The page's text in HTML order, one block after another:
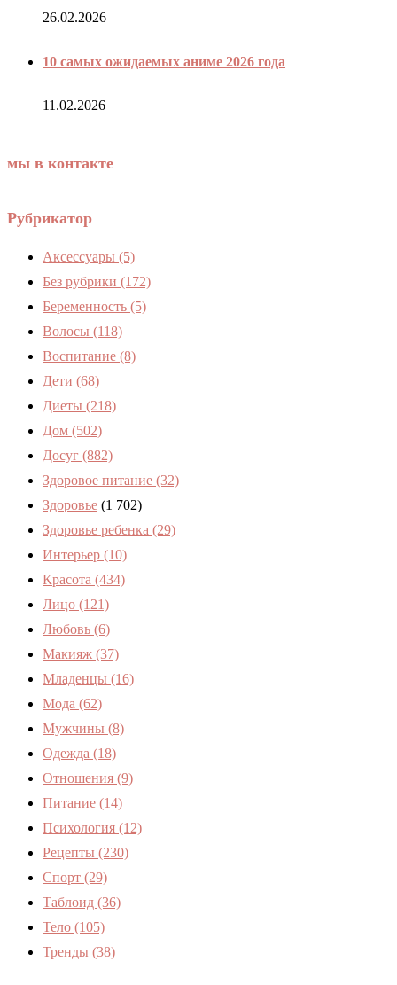
26.02.2026
10 самых ожидаемых аниме 2026 года
11.02.2026
мы в контакте
Рубрикатор
Аксессуары (5)
Без рубрики (172)
Беременность (5)
Волосы (118)
Воспитание (8)
Дети (68)
Диеты (218)
Дом (502)
Досуг (882)
Здоровое питание (32)
Здоровье (1 702)
Здоровье ребенка (29)
Интерьер (10)
Красота (434)
Лицо (121)
Любовь (6)
Макияж (37)
Младенцы (16)
Мода (62)
Мужчины (8)
Одежда (18)
Отношения (9)
Питание (14)
Психология (12)
Рецепты (230)
Спорт (29)
Таблоид (36)
Тело (105)
Тренды (38)